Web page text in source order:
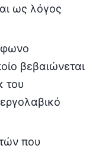
ως λόγος
βεβαιώνεται
του
που